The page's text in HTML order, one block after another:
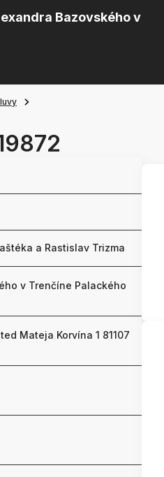
Bazovského v
a Rastislav Trizma
v Trenčíne Palackého
Mateja Korvína 1 81107